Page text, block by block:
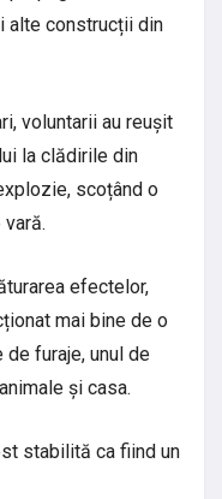
alte construcții din
voluntarii au reușit
la clădirile din
scoțând o
efectelor,
mai bine de o
furaje, unul de
și casa.
stabilită ca fiind un